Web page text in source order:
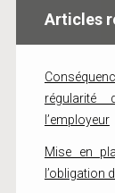
Articles
régularité
l’employeur
Mise en
l’obligation